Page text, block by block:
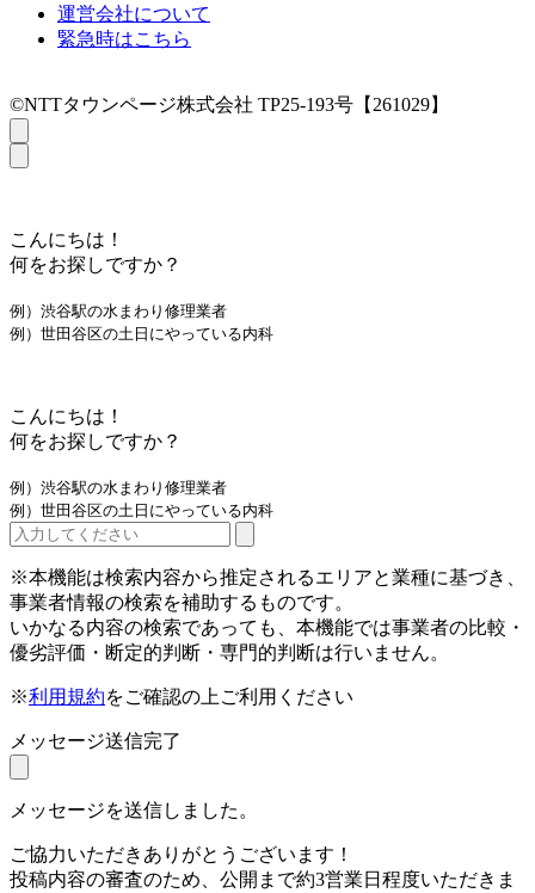
運営会社について
緊急時はこちら
©NTTタウンページ株式会社 TP25-193号【261029】
こんにちは！
何をお探しですか？
例）渋谷駅の水まわり修理業者
例）世田谷区の土日にやっている内科
こんにちは！
何をお探しですか？
例）渋谷駅の水まわり修理業者
例）世田谷区の土日にやっている内科
※本機能は検索内容から推定されるエリアと業種に基づき、
事業者情報の検索を補助するものです。
いかなる内容の検索であっても、本機能では事業者の比較・
優劣評価・断定的判断・専門的判断は行いません。
※利用規約をご確認の上ご利用ください
メッセージ送信完了
メッセージを送信しました。
ご協力いただきありがとうございます！
投稿内容の審査のため、公開まで約3営業日程度いただきま